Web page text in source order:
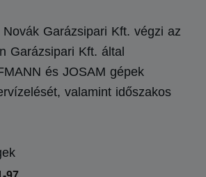
Garázsipari Kft. végzi az
Garázsipari Kft. által
és JOSAM gépek
valamint időszakos